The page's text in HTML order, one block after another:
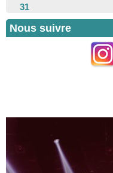
31
Nous suivre